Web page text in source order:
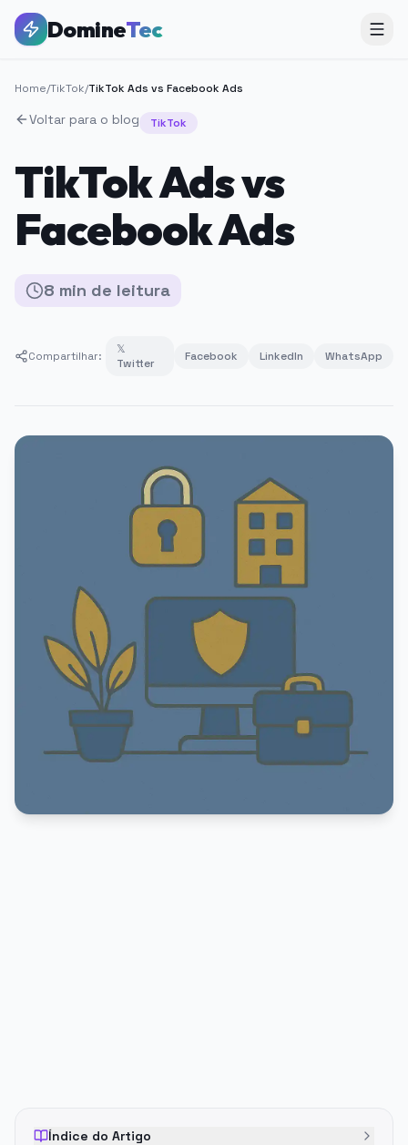
DomineTec
Home/TikTok/TikTok Ads vs Facebook Ads
Voltar para o blog TikTok
TikTok Ads vs
Facebook Ads
8 min de leitura
Compartilhar:
𝕏
Twitter
Facebook LinkedIn WhatsApp
Índice do Artigo